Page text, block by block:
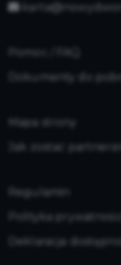
Dokumenty do
Mapa strony
Jak zostać
Regulamin
Polityka prywatności
Deklaracja